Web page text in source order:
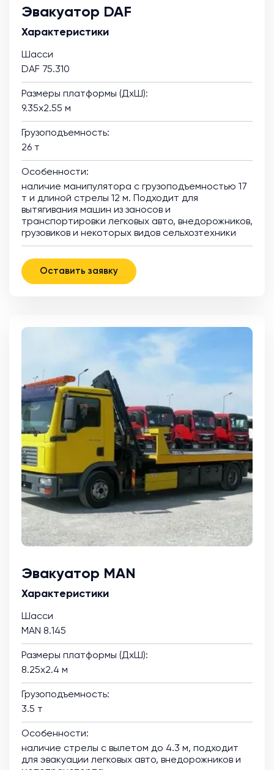
Эвакуатор DAF
Характеристики
Шасси
DAF 75.310
Размеры платформы (ДхШ):
9.35х2.55 м
Грузоподъемность:
26 т
Особенности:
наличие манипулятора с грузоподъемностью 17
т и длиной стрелы 12 м. Подходит для
вытягивания машин из заносов и
транспортировки легковых авто, внедорожников,
грузовиков и некоторых видов сельхозтехники
Оставить заявку
Эвакуатор MAN
Характеристики
Шасси
MAN 8.145
Размеры платформы (ДхШ):
8.25х2.4 м
Грузоподъемность:
3.5 т
Особенности:
наличие стрелы с вылетом до 4.3 м, подходит
для эвакуации легковых авто, внедорожников и